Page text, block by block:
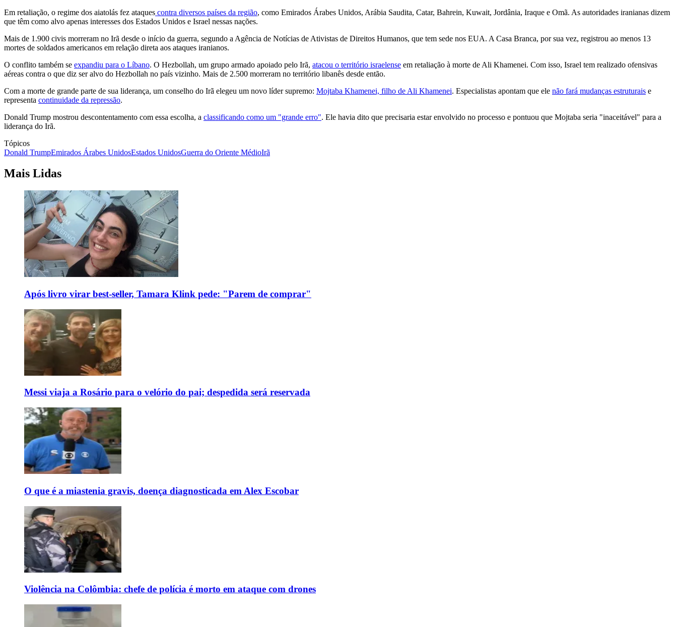
Em retaliação, o regime dos aiatolás fez ataques contra diversos países da região, como Emirados Árabes Unidos, Arábia Saudita, Catar, Bahrein, Kuwait, Jordânia, Iraque e Omã. As autoridades iranianas dizem
que têm como alvo apenas interesses dos Estados Unidos e Israel nessas nações.
Mais de 1.900 civis morreram no Irã desde o início da guerra, segundo a Agência de Notícias de Ativistas de Direitos Humanos, que tem sede nos EUA. A Casa Branca, por sua vez, registrou ao menos 13
mortes de soldados americanos em relação direta aos ataques iranianos.
O conflito também se expandiu para o Líbano. O Hezbollah, um grupo armado apoiado pelo Irã, atacou o território israelense em retaliação à morte de Ali Khamenei. Com isso, Israel tem realizado ofensivas
aéreas contra o que diz ser alvo do Hezbollah no país vizinho. Mais de 2.500 morreram no território libanês desde então.
Com a morte de grande parte de sua liderança, um conselho do Irã elegeu um novo líder supremo: Mojtaba Khamenei, filho de Ali Khamenei. Especialistas apontam que ele não fará mudanças estruturais e
representa continuidade da repressão.
Donald Trump mostrou descontentamento com essa escolha, a classificando como um "grande erro". Ele havia dito que precisaria estar envolvido no processo e pontuou que Mojtaba seria "inaceitável" para a
liderança do Irã.
Tópicos
Donald TrumpEmirados Árabes UnidosEstados UnidosGuerra do Oriente MédioIrã
Mais Lidas
Após livro virar best-seller, Tamara Klink pede: "Parem de comprar"
Messi viaja a Rosário para o velório do pai; despedida será reservada
O que é a miastenia gravis, doença diagnosticada em Alex Escobar
Violência na Colômbia: chefe de polícia é morto em ataque com drones